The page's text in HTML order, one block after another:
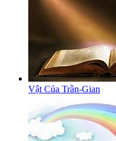
Vật Của Trần-Gian